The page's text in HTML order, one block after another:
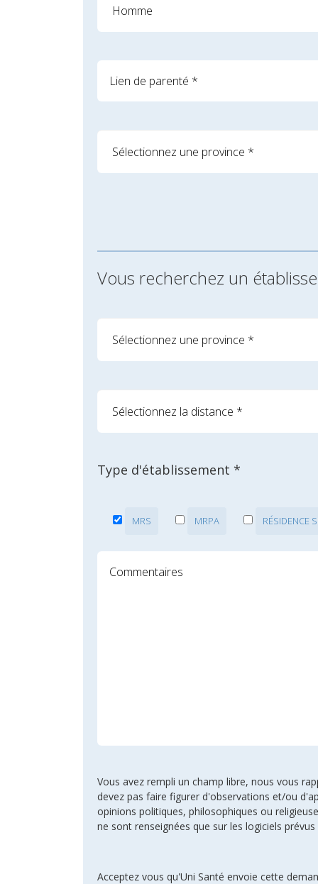
Vous recherchez un
Type d'établissement *
MRS MRPA RÉSIDENCE
Vous avez rempli un champ libre, nous vous
devez pas faire figurer d'observations et/ou
opinions politiques, philosophiques ou
ne sont renseignées que sur les logiciels
Acceptez vous qu'Uni Santé envoie cette